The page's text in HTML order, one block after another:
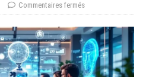
Commentaires fermés